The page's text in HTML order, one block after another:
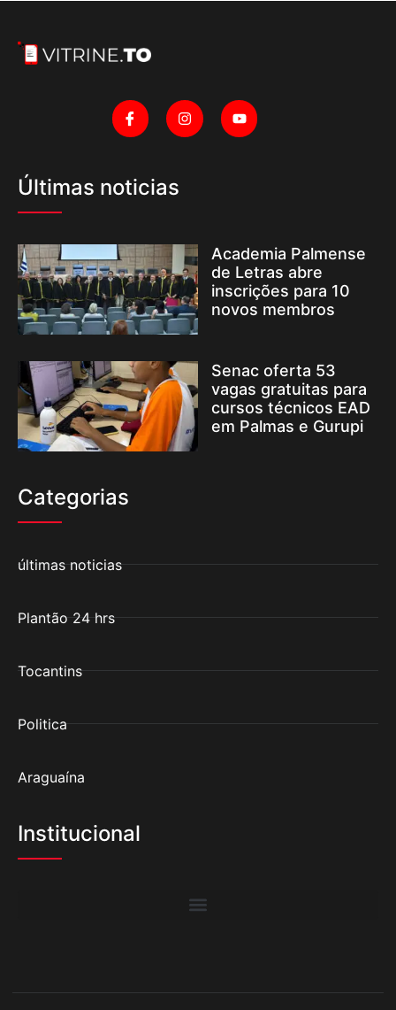
Últimas noticias
Academia Palmense
de Letras abre
inscrições para 10
novos membros
Senac oferta 53
vagas gratuitas para
cursos técnicos EAD
em Palmas e Gurupi
Categorias
últimas noticias
Plantão 24 hrs
Tocantins
Politica
Araguaína
Institucional